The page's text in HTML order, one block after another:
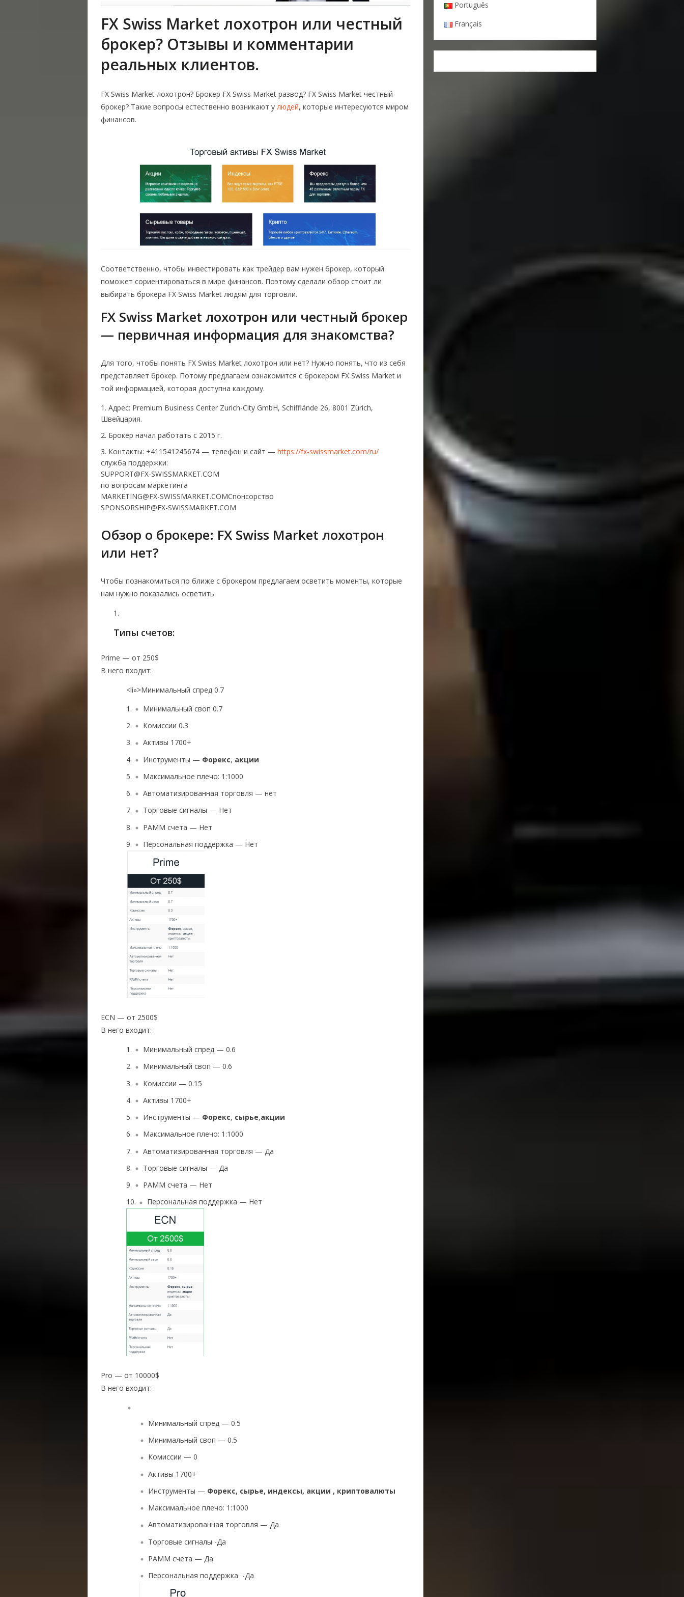
FX Swiss Market лохотрон или честный
брокер? Отзывы и комментарии
реальных клиентов.
FX Swiss Market лохотрон? Брокер FX Swiss Market развод? FX Swiss Market честный
брокер? Такие вопросы естественно возникают у людей, которые интересуются миром
финансов.
Соответственно, чтобы инвестировать как трейдер вам нужен брокер, который
поможет сориентироваться в мире финансов. Поэтому сделали обзор стоит ли
выбирать брокера FX Swiss Market людям для торговли.
FX Swiss Market лохотрон или честный брокер
— первичная информация для знакомства?
Для того, чтобы понять FX Swiss Market лохотрон или нет? Нужно понять, что из себя
представляет брокер. Потому предлагаем ознакомится с брокером FX Swiss Market и
той информацией, которая доступна каждому.
Адрес: Premium Business Center Zurich-City GmbH, Schifflände 26, 8001 Zürich,
Швейцария.
Брокер начал работать с 2015 г.
Контакты: +411541245674 — телефон и сайт — https://fx-swissmarket.com/ru/
служба поддержки:
SUPPORT@FX-SWISSMARKET.COM
по вопросам маркетинга
MARKETING@FX-SWISSMARKET.COMСпонсорство
SPONSORSHIP@FX-SWISSMARKET.COM
Обзор о брокере: FX Swiss Market лохотрон
или нет?
Чтобы познакомиться по ближе с брокером предлагаем осветить моменты, которые
нам нужно показались осветить.
Типы счетов:
Prime — от 250$
В него входит:
<li»>Минимальный спред 0.7
Минимальный своп 0.7
Комиссии 0.3
Активы 1700+
Инструменты — Форекс, акции
Максимальное плечо: 1:1000
Автоматизированная торговля — нет
Торговые сигналы — Нет
PAMM счета — Нет
Персональная поддержка — Нет
ECN — от 2500$
В него входит:
Минимальный спред — 0.6
Минимальный своп — 0.6
Комиссии — 0.15
Активы 1700+
Инструменты — Форекс, сырье,акции
Максимальное плечо: 1:1000
Автоматизированная торговля — Да
Торговые сигналы — Да
PAMM счета — Нет
Персональная поддержка — Нет
Pro — от 10000$
В него входит:
Минимальный спред — 0.5
Минимальный своп — 0.5
Комиссии — 0
Активы 1700+
Инструменты — Форекс, сырье, индексы, акции , криптовалюты
Максимальное плечо: 1:1000
Автоматизированная торговля — Да
Торговые сигналы -Да
PAMM счета — Да
Персональная поддержка -Да
Português
Français